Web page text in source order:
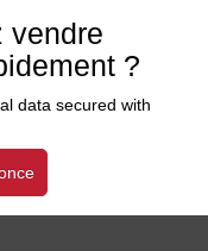
vendre
?
data secured with